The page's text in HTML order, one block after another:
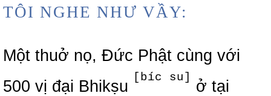
TÔI NGHE NHƯ VẦY:
Một thuở nọ, Đức Phật cùng với
500 vị đại Bhikṣu
[bíc su]
ở tại